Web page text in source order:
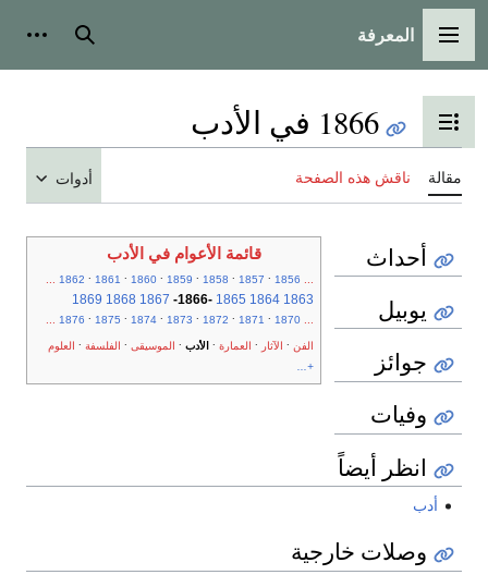
القائمة الرئيسية
المعرفة بحث
تبديل عرض جدول المحتويات
1866 في الأدب
مقالة ناقش هذه الصفحة أدوات
قائمة الأعوام في الأدب
...
1856
1857
1858
1859
1860
1861
1862
...
1863
1864
1865
-
1866
-
1867
1868
1869
...
1870
1871
1872
1873
1874
1875
1876
...
الفن الآثار العمارة الأدب الموسيقى الفلسفة
العلوم
+...
أحداث
يوبيل
جوائز
وفيات
انظر أيضاً
أدب
وصلات خارجية